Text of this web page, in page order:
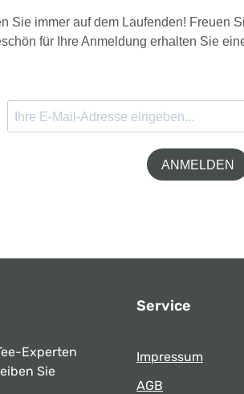
Sie immer auf dem Laufenden!
für Ihre Anmeldung erhalten Sie
ANMELDEN
Experten
Sie
Service
Impressum
AGB